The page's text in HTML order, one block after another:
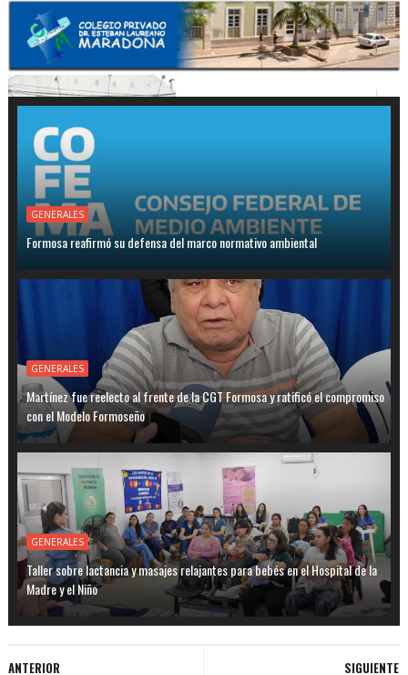
GENERALES
Formosa reafirmó su defensa del marco normativo ambiental
GENERALES
Martínez fue reelecto al frente de la CGT Formosa y ratificó el compromiso
con el Modelo Formoseño
GENERALES
Taller sobre lactancia y masajes relajantes para bebés en el Hospital de la
Madre y el Niño
SIGUIENTE
ANTERIOR